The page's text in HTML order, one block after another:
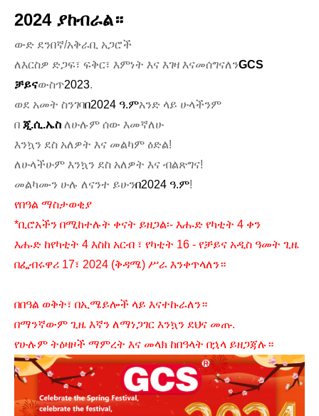
2024 ያከብራል።
ውድ ደንበኛ/አቅራቢ አጋሮች
ለእርስዎ ድጋፍ፣ ፍቅር፣ እምነት እና እገዛ እናመሰግናለንGCS
ቻይናውስጥ2023.
ወደ አመት ስንገባበ2024 ዓ.ምአንድ ላይ ሁላችንም
በ ጂ.ሲ.ኤስ ለሁሉም ሰው እመኛለሁ
እንኳን ደስ አለዎት እና መልካም ዕድል!
ለሁላችሁም እንኳን ደስ አለዎት እና ብልጽግና!
መልካሙን ሁሉ ለናንተ ይሁንበ2024 ዓ.ም!
የበዓል ማስታወቂያ
*ቢሮአችን በሚከተሉት ቀናት ይዘጋል፡- እሑድ የካቲት 4 ቀን
እሑድ ከየካቲት 4 እስከ አርብ ፣ የካቲት 16 - የቻይና አዲስ ዓመት ጊዜ
በፌብሩዋሪ 17፣ 2024 (ቅዳሜ) ሥራ እንቀጥላለን።
በበዓል ወቅት፣ በኢሜይሎች ላይ እናተኩራለን።
በማንኛውም ጊዜ እኛን ለማነጋገር እንኳን ደህና መጡ.
የሁሉም ትዕዛዞች ማምረት እና መላክ ከበዓላት በኋላ ይዘጋጃሉ።